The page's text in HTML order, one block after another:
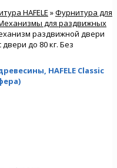
HAFELE »Фурнитура для
для раздвижных
раздвижной двери
двери до 80 кг. Без
HAFELE Classic